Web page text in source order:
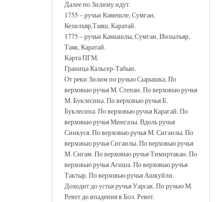
Далее по Зилиму идут.
1755 – ручьи Камешле, Сумган,
Кезилъяр,Таяш, Каратай.
1775 – ручьи Камышлы, Сумган, Инзылъяр,
Таяк, Каратай.
Карта ПГМ.
Граница Кальсер-Табын.
От реки Зилим по ручью Сырышка. По
верховью ручья М. Степан. По верховью ручья
М. Буклесина. По верховью ручья Б.
Буклесина. По верховью ручья Карагай. По
верховью ручья Мингазы. Вдоль ручья
Синкуся. По верховью ручья М. Сиганлы. По
верховью ручья Сиганлы. По верховью ручья
М. Сигам. По верховью ручья Тимиртакан. По
верховью ручья Агиша. По верховью ручья
Тактыр. По верховью ручья Ашкуйли.
Доходит до устья ручья Уарсак. По ручью М.
Ревет до впадения в Бол. Ревет.